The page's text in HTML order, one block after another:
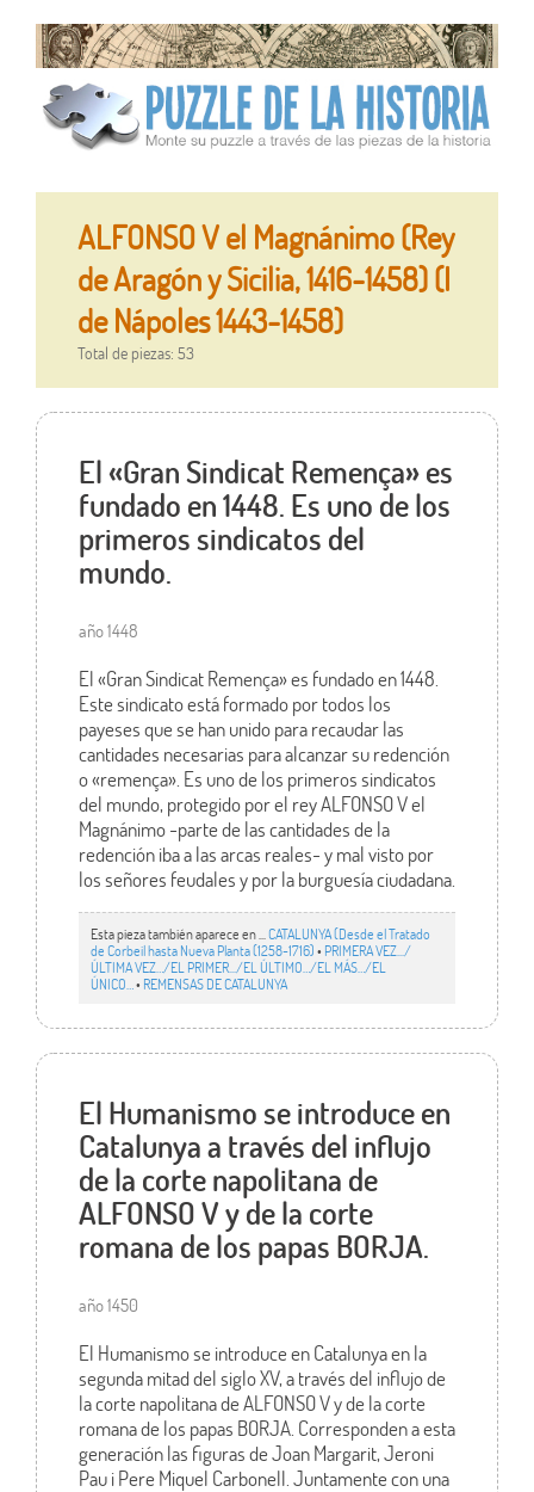
ALFONSO V el Magnánimo (Rey
de Aragón y Sicilia, 1416-1458) (I
de Nápoles 1443-1458)
Total de piezas: 53
El «Gran Sindicat Remença» es
fundado en 1448. Es uno de los
primeros sindicatos del
mundo.
año 1448
El «Gran Sindicat Remença» es fundado en 1448.
Este sindicato está formado por todos los
payeses que se han unido para recaudar las
cantidades necesarias para alcanzar su redención
o «remença». Es uno de los primeros sindicatos
del mundo, protegido por el rey ALFONSO V el
Magnánimo -parte de las cantidades de la
redención iba a las arcas reales- y mal visto por
los señores feudales y por la burguesía ciudadana.
Esta pieza también aparece en ... CATALUNYA (Desde el Tratado
de Corbeil hasta Nueva Planta (1258-1716)• PRIMERA VEZ.../
ÚLTIMA VEZ…/EL PRIMER.../EL ÚLTIMO…/EL MÁS…/EL
ÚNICO… • REMENSAS DE CATALUNYA
El Humanismo se introduce en
Catalunya a través del influjo
de la corte napolitana de
ALFONSO V y de la corte
romana de los papas BORJA.
año 1450
El Humanismo se introduce en Catalunya en la
segunda mitad del siglo XV, a través del influjo de
la corte napolitana de ALFONSO V y de la corte
romana de los papas BORJA. Corresponden a esta
generación las figuras de Joan Margarit, Jeroni
Pau i Pere Miquel Carbonell. Juntamente con una